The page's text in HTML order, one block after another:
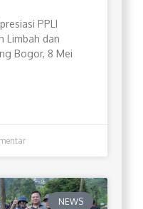
PPLI
Limbah dan
Bogor, 8 Mei
NEWS